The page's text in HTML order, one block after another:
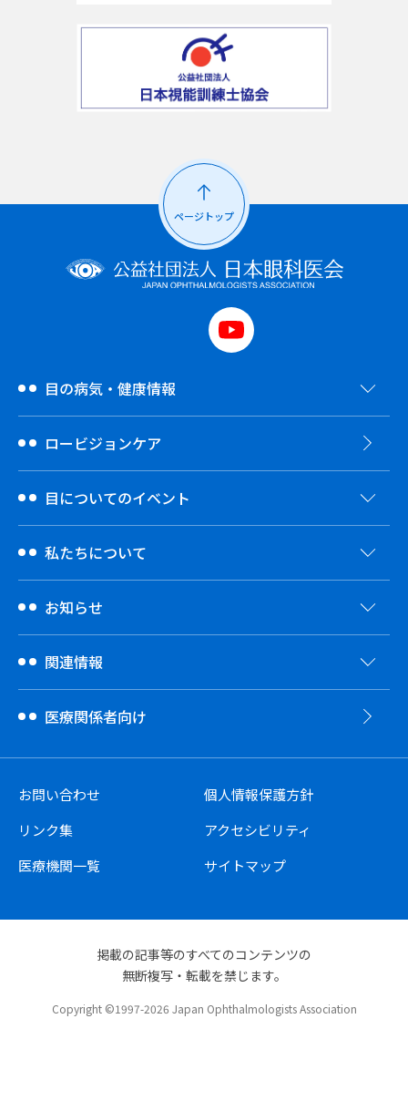
ページトップ
目の病気・健康情報
ロービジョンケア
目についてのイベント
私たちについて
お知らせ
関連情報
医療関係者向け
お問い合わせ
リンク集
医療機関一覧
個人情報保護方針
アクセシビリティ
サイトマップ
掲載の記事等のすべてのコンテンツの
無断複写・転載を禁じます。
Copyright ©1997-2026 Japan Ophthalmologists Association